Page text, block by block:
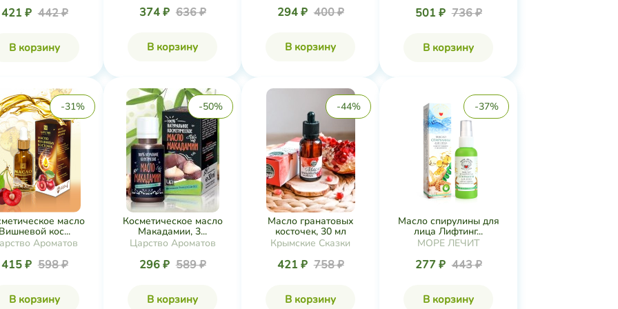
421 ₽ 442 ₽
В корзину
374 ₽ 636 ₽
В корзину
294 ₽ 400 ₽
В корзину
501 ₽ 736 ₽
В корзину
-31%
масло
кос...
Ароматов
415 ₽ 598 ₽
В корзину
-50%
Косметическое масло
Макадамии, 3...
Царство Ароматов
296 ₽ 589 ₽
В корзину
-44%
Масло гранатовых
косточек, 30 мл
Крымские Сказки
421 ₽ 758 ₽
В корзину
-37%
Масло спирулины для
лица Лифтинг...
МОРЕ ЛЕЧИТ
277 ₽ 443 ₽
В корзину